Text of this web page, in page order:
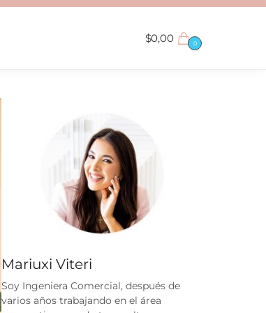
$0,00 0
Mariuxi Viteri
Soy Ingeniera Comercial, después de
varios años trabajando en el área